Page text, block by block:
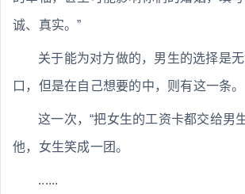
诚、真实。”
关于能为对方做的，男生的选择是
口，但是在自己想要的中，则有这一条。
这一次，“把女生的工资卡都交给男
他，女生笑成一团。
......